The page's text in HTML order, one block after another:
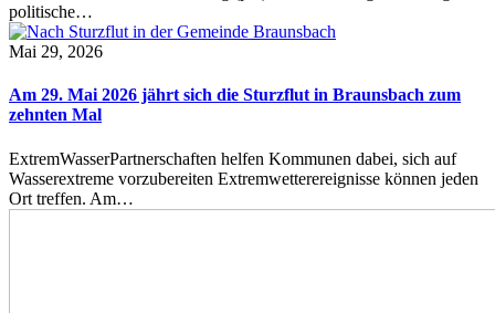
politische…
Mai 29, 2026
Am 29. Mai 2026 jährt sich die Sturzflut in Braunsbach zum
zehnten Mal
ExtremWasserPartnerschaften helfen Kommunen dabei, sich auf
Wasserextreme vorzubereiten Extremwetterereignisse können jeden
Ort treffen. Am…